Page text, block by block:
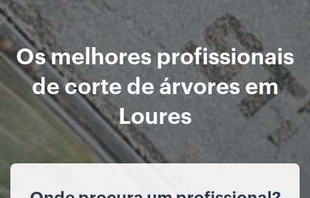
Os melhores profissionais
de corte de árvores em
Loures